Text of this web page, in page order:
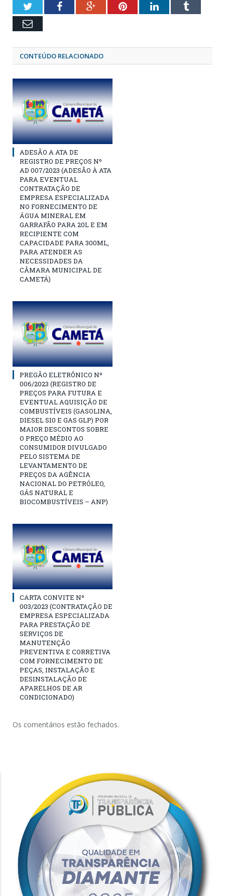
TwitterFacebookGoogle+PinterestLinkedInTumblr
Email
CONTEÚDO RELACIONADO
ADESÃO A ATA DE
REGISTRO DE PREÇOS Nº
AD 007/2023 (ADESÃO À ATA
PARA EVENTUAL
CONTRATAÇÃO DE
EMPRESA ESPECIALIZADA
NO FORNECIMENTO DE
ÁGUA MINERAL EM
GARRAFÃO PARA 20L E EM
RECIPIENTE COM
CAPACIDADE PARA 300ML,
PARA ATENDER AS
NECESSIDADES DA
CÂMARA MUNICIPAL DE
CAMETÁ)
PREGÃO ELETRÔNICO Nº
006/2023 (REGISTRO DE
PREÇOS PARA FUTURA E
EVENTUAL AQUISIÇÃO DE
COMBUSTÍVEIS (GASOLINA,
DIESEL S10 E GAS GLP) POR
MAIOR DESCONTOS SOBRE
O PREÇO MÉDIO AO
CONSUMIDOR DIVULGADO
PELO SISTEMA DE
LEVANTAMENTO DE
PREÇOS DA AGÊNCIA
NACIONAL DO PETRÓLEO,
GÁS NATURAL E
BIOCOMBUSTÍVEIS – ANP)
CARTA CONVITE Nº
003/2023 (CONTRATAÇÃO DE
EMPRESA ESPECIALIZADA
PARA PRESTAÇÃO DE
SERVIÇOS DE
MANUTENÇÃO
PREVENTIVA E CORRETIVA
COM FORNECIMENTO DE
PEÇAS, INSTALAÇÃO E
DESINSTALAÇÃO DE
APARELHOS DE AR
CONDICIONADO)
Os comentários estão fechados.